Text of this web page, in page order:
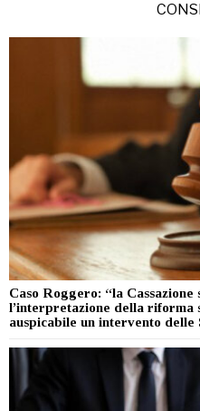
Caso Roggero: “la
l’interpretazione della riforma
auspicabile un intervento delle